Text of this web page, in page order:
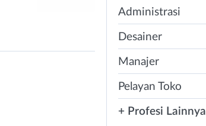
Administrasi
Desainer
Manajer
Pelayan Toko
+ Profesi Lainnya